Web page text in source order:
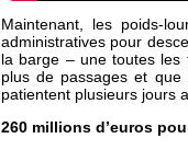
Maintenant, les poids-
administratives pour
la barge – une toutes
plus de passages et que
patientent plusieurs jours
260 millions d’euros